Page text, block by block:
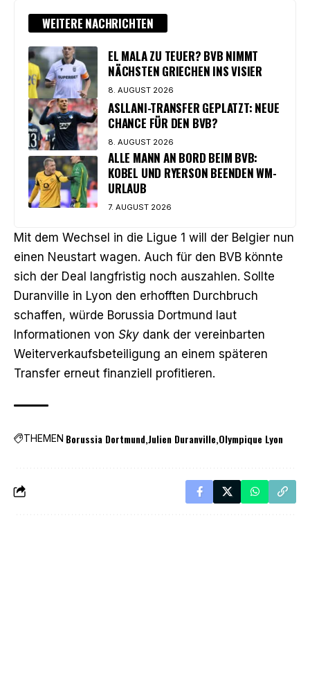
WEITERE NACHRICHTEN
EL MALA ZU TEUER? BVB NIMMT
NÄCHSTEN GRIECHEN INS VISIER
8. AUGUST 2026
ASLLANI-TRANSFER GEPLATZT: NEUE
CHANCE FÜR DEN BVB?
8. AUGUST 2026
ALLE MANN AN BORD BEIM BVB:
KOBEL UND RYERSON BEENDEN WM-
URLAUB
7. AUGUST 2026
Mit dem Wechsel in die Ligue 1 will der Belgier nun
einen Neustart wagen. Auch für den BVB könnte
sich der Deal langfristig noch auszahlen. Sollte
Duranville in Lyon den erhofften Durchbruch
schaffen, würde Borussia Dortmund laut
Informationen von Sky dank der vereinbarten
Weiterverkaufsbeteiligung an einem späteren
Transfer erneut finanziell profitieren.
THEMEN Borussia DortmundJulien Duranville Olympique Lyon